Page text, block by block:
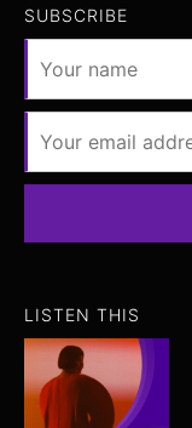
SUBSCRIBE
LISTEN THIS